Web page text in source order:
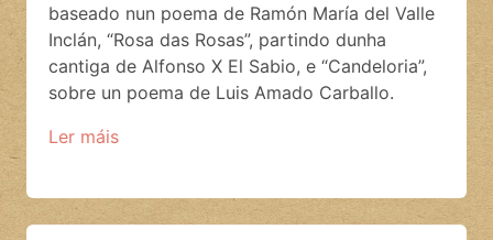
baseado nun poema de Ramón María del Valle
Inclán, “Rosa das Rosas”, partindo dunha
cantiga de Alfonso X El Sabio, e “Candeloria”,
sobre un poema de Luis Amado Carballo.
Ler máis